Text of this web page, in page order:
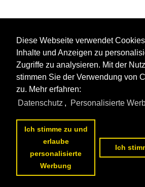
Datenschutzerklärung
Diese Webseite verwendet
Inhalte und Anzeigen zu
Zugriffe zu analysieren. Mit der
stimmen Sie der Verwendung von
zu. Mehr erfahren:
Datenschutz , Personalisierte
Ich stimme zu und
erlaube
personalisierte
Werbung
Ich